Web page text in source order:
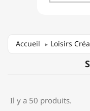
Accueil Loisirs
Il y a 50 produits.